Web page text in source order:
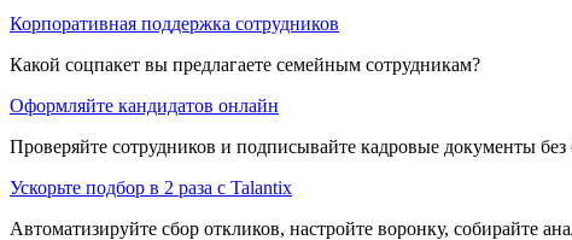
Корпоративная поддержка сотрудников
Какой соцпакет вы предлагаете семейным сотрудникам?
Оформляйте кандидатов онлайн
Проверяйте сотрудников и подписывайте кадровые документы
Ускорьте подбор в 2 раза с Talantix
Автоматизируйте сбор откликов, настройте воронку, собирайте